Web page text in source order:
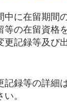
中に在留期間
等の在留資格
更記録等及び
録等の詳細
。